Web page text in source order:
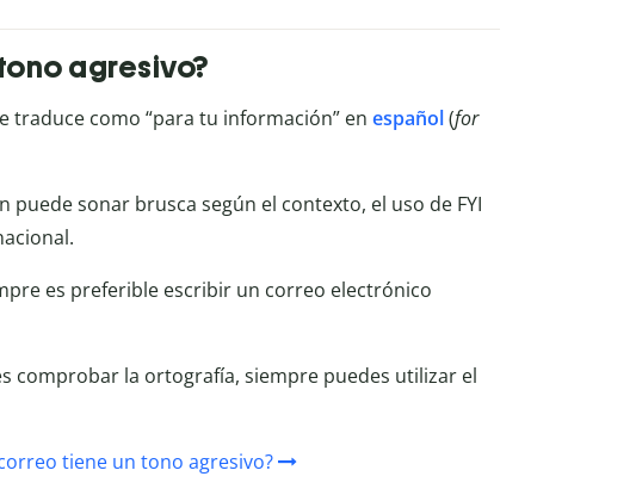
agresivo?
traduce como “para tu información” en español(for
puede sonar brusca según el contexto, el uso de FYI
es preferible escribir un correo electrónico
comprobar la ortografía, siempre puedes utilizar el
tiene un tono agresivo?